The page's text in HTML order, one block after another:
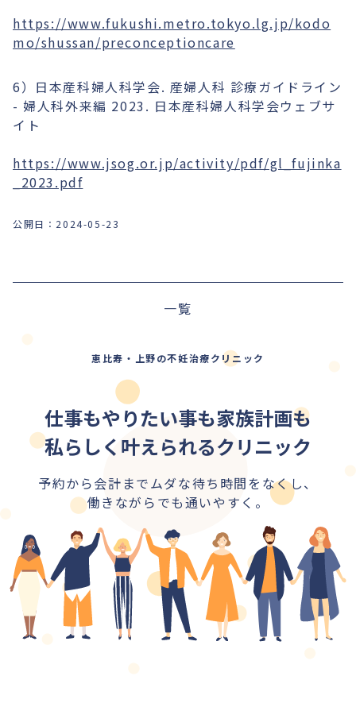
https://www.fukushi.metro.tokyo.lg.jp/kodo
mo/shussan/preconceptioncare
6）日本産科婦人科学会. 産婦人科 診療ガイドライン
- 婦人科外来編 2023. 日本産科婦人科学会ウェブサ
イト
https://www.jsog.or.jp/activity/pdf/gl_fujinka
_2023.pdf
公開日： 2024-05-23
一覧
恵比寿・上野の不妊治療クリニック
仕事もやりたい事も家族計画も
私らしく叶えられるクリニック
予約から会計までムダな待ち時間をなくし、
働きながらでも通いやすく。